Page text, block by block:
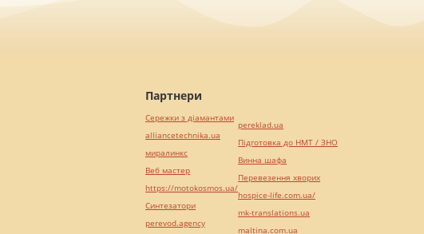
Партнери
Сережки з діамантами
alliancetechnika.ua
миралинкс
Веб мастер
https://motokosmos.ua/
Синтезатори
perevod.agency
pereklad.ua
Підготовка до НМТ / ЗНО
Винна шафа
Перевезення хворих
hospice-life.com.ua/
mk-translations.ua
maltina.com.ua